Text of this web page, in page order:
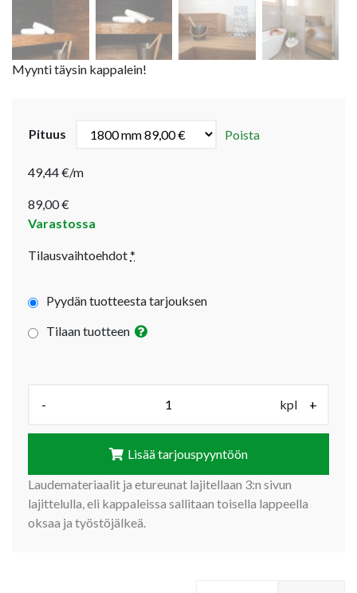
Myynti täysin kappalein!
Pituus Poista
49,44 €/m
89,00€
Varastossa
Tilausvaihtoehdot*
Pyydän tuotteesta tarjouksen
Tilaan tuotteen
- kpl +
Lisää tarjouspyyntöön
Laudemateriaalit ja etureunat lajitellaan 3:n sivun
lajittelulla, eli kappaleissa sallitaan toisella lappeella
oksaa ja työstöjälkeä.